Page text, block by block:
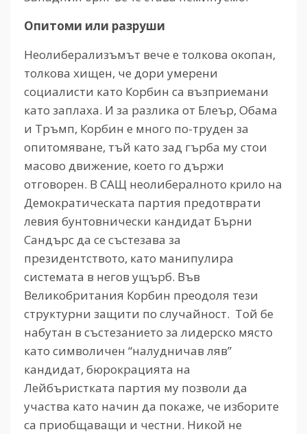
Опитоми или разруши
Неолиберализъмът вече е толкова окопан,
толкова хищен, че дори умерени
социалисти като Корбин са възприемани
като заплаха. И за разлика от Блеър, Обама
и Тръмп, Корбин е много по-труден за
опитомяване, тъй като зад гърба му стои
масово движение, което го държи
отговорен. В САЩ неолибералното крило на
Демократическата партия предотврати
левия бунтовнически кандидат Бърни
Сандърс да се състезава за
президентството, като манипулира
системата в негов ущърб. Във
Великобритания Корбин преодоля тези
структурни защити по случайност. Той бе
набутан в състезанието за лидерско място
като символичен “налудничав ляв”
кандидат, бюрокрацията на
Лейбъристката партия му позволи да
участва като начин да покаже, че изборите
са приобщаващи и честни. Никой не